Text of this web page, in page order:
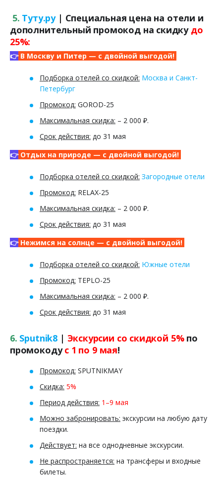
5. Туту.ру| Специальная цена на отели и
дополнительный промокод на скидку до
25%:
👉В Москву и Питер — с двойной выгодой!
Подборка отелей со скидкой: Москва и Санкт-
Петербург
Промокод: GOROD-25
Максимальная скидка: – 2 000 ₽.
Срок действия: до 31 мая
👉Отдых на природе — с двойной выгодой!
Подборка отелей со скидкой: Загородные отели
Промокод: RELAX-25
Максимальная скидка: – 2 000 ₽.
Срок действия: до 31 мая
👉Нежимся на солнце — с двойной выгодой!
Подборка отелей со скидкой: Южные отели
Промокод: TEPLO-25
Максимальная скидка: – 2 000 ₽.
Срок действия: до 31 мая
6. Sputnik8 | Экскурсии со скидкой 5%по
промокодус 1 по 9 мая!
Промокод: SPUTNIKMAY
Скидка: 5%
Период действия: 1–9 мая
Можно забронировать: экскурсии на любую дату
поездки.
Действует: на все однодневные экскурсии.
Не распространяется: на трансферы и входные
билеты.